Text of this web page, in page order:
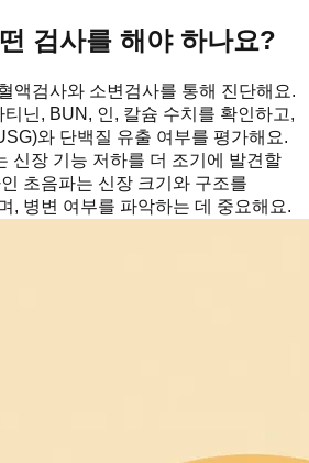
검사를 해야 하나요?
액검사와 소변검사를 통해 진단해요.
닌, BUN, 인, 칼슘 수치를 확인하고,
와 단백질 유출 여부를 평가해요.
신장 기능 저하를 더 조기에 발견할
초음파는 신장 크기와 구조를
, 병변 여부를 파악하는 데 중요해요.